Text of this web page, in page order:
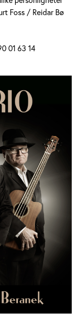
Foss / Reidar Bø
01 63 14